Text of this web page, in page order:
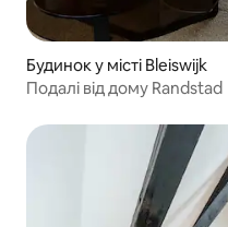
Будинок у місті Bleiswijk
Подалі від дому Randstad